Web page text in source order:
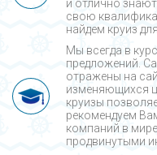
и отлично
свою
найдем круиз
Мы всегда в
предложений.
отражены на
изменяющихся
круизы
рекомендуем
компаний в
продвинутыми